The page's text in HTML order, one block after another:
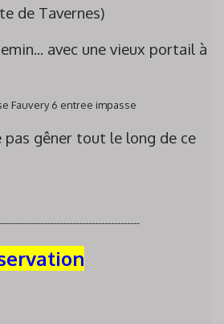
de Tavernes)
avec une vieux portail à
pas gêner tout le long de ce